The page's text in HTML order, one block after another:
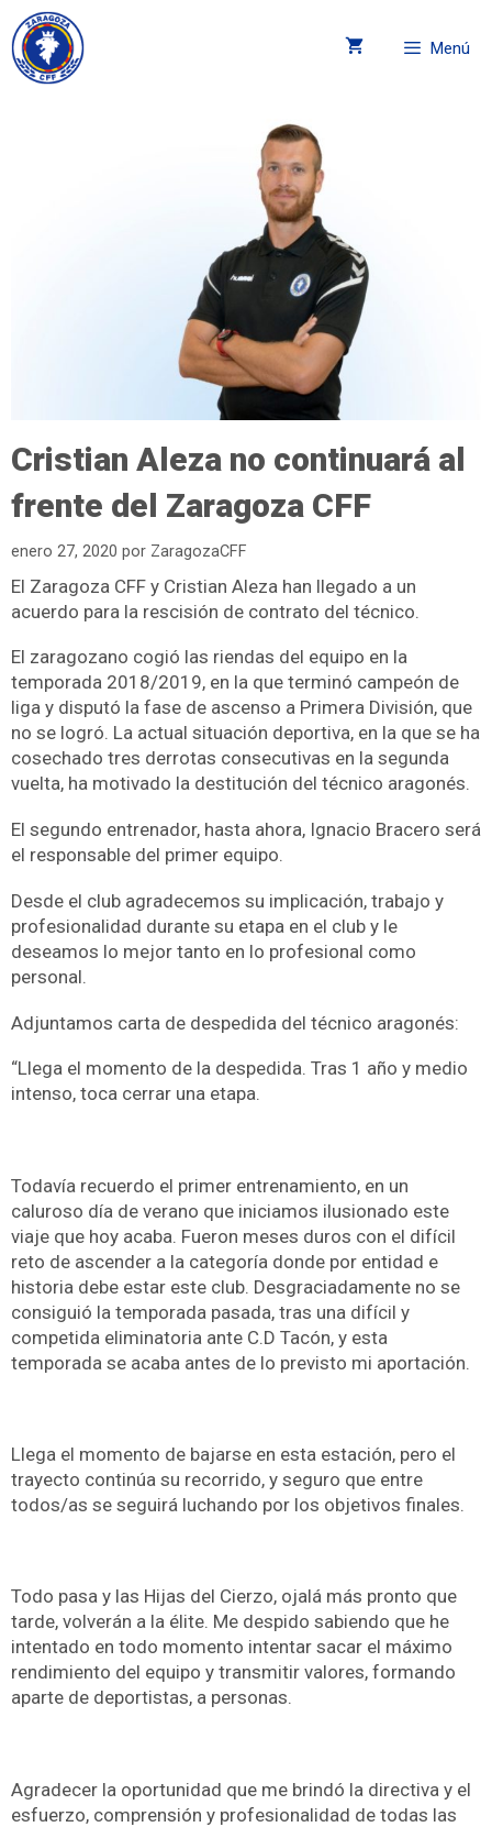
Menú
Cristian Aleza no continuará al
frente del Zaragoza CFF
enero 27, 2020 por ZaragozaCFF
El Zaragoza CFF y Cristian Aleza han llegado a un
acuerdo para la rescisión de contrato del técnico.
El zaragozano cogió las riendas del equipo en la
temporada 2018/2019, en la que terminó campeón de
liga y disputó la fase de ascenso a Primera División, que
no se logró. La actual situación deportiva, en la que se ha
cosechado tres derrotas consecutivas en la segunda
vuelta, ha motivado la destitución del técnico aragonés.
El segundo entrenador, hasta ahora, Ignacio Bracero será
el responsable del primer equipo.
Desde el club agradecemos su implicación, trabajo y
profesionalidad durante su etapa en el club y le
deseamos lo mejor tanto en lo profesional como
personal.
Adjuntamos carta de despedida del técnico aragonés:
“Llega el momento de la despedida. Tras 1 año y medio
intenso, toca cerrar una etapa.
Todavía recuerdo el primer entrenamiento, en un
caluroso día de verano que iniciamos ilusionado este
viaje que hoy acaba. Fueron meses duros con el difícil
reto de ascender a la categoría donde por entidad e
historia debe estar este club. Desgraciadamente no se
consiguió la temporada pasada, tras una difícil y
competida eliminatoria ante C.D Tacón, y esta
temporada se acaba antes de lo previsto mi aportación.
Llega el momento de bajarse en esta estación, pero el
trayecto continúa su recorrido, y seguro que entre
todos/as se seguirá luchando por los objetivos finales.
Todo pasa y las Hijas del Cierzo, ojalá más pronto que
tarde, volverán a la élite. Me despido sabiendo que he
intentado en todo momento intentar sacar el máximo
rendimiento del equipo y transmitir valores, formando
aparte de deportistas, a personas.
Agradecer la oportunidad que me brindó la directiva y el
esfuerzo, comprensión y profesionalidad de todas las